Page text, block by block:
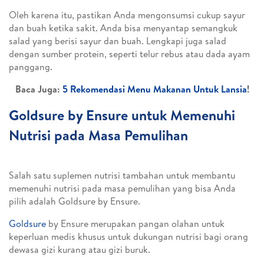
Oleh karena itu, pastikan Anda mengonsumsi cukup sayur
dan buah ketika sakit. Anda bisa menyantap semangkuk
salad yang berisi sayur dan buah. Lengkapi juga salad
dengan sumber protein, seperti telur rebus atau dada ayam
panggang.
Baca Juga: 5 Rekomendasi Menu Makanan Untuk Lansia!
Goldsure by Ensure untuk Memenuhi
Nutrisi pada Masa Pemulihan
Salah satu suplemen nutrisi tambahan untuk membantu
memenuhi nutrisi pada masa pemulihan yang bisa Anda
pilih adalah Goldsure by Ensure.
Goldsure by Ensure merupakan pangan olahan untuk
keperluan medis khusus untuk dukungan nutrisi bagi orang
dewasa gizi kurang atau gizi buruk.